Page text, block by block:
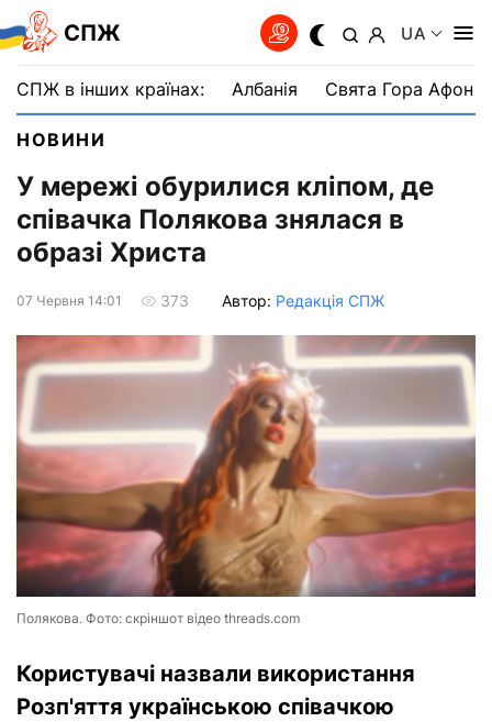
СПЖ UA
СПЖ в інших країнах: Албанія Свята Гора Афон
НОВИНИ
У мережі обурилися кліпом, де
співачка Полякова знялася в
образі Христа
07 Червня 14:01 373 Автор: Редакція СПЖ
Полякова. Фото: скріншот відео threads.com
Користувачі назвали використання
Розп'яття українською співачкою